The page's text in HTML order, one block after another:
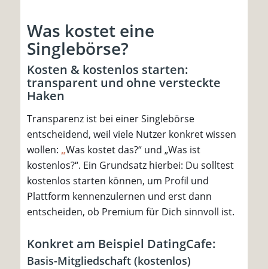
Was kostet eine
Singlebörse?
Kosten & kostenlos starten:
transparent und ohne versteckte
Haken
Transparenz ist bei einer Singlebörse
entscheidend, weil viele Nutzer konkret wissen
wollen: „Was kostet das?“ und „Was ist
kostenlos?“. Ein Grundsatz hierbei: Du solltest
kostenlos starten können, um Profil und
Plattform kennenzulernen und erst dann
entscheiden, ob Premium für Dich sinnvoll ist.
Konkret am Beispiel DatingCafe:
Basis-Mitgliedschaft (kostenlos)